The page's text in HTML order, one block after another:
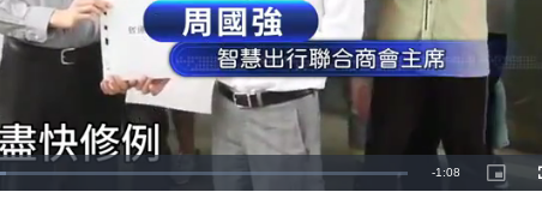
R
-1:08
P
i